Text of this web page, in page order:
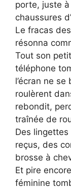
porte, juste à
chaussures
Le fracas
résonna
Tout son
téléphone
l’écran ne
roulèrent
rebondit,
traînée de
Des
reçus, des
brosse à
Et pire
féminine